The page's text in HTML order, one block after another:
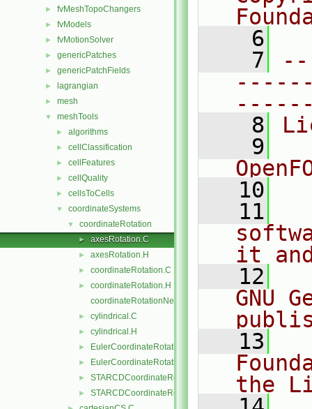
► fvMeshTopoChangers
► fvModels
► fvMotionSolver
► genericPatches
► genericPatchFields
► lagrangian
► mesh
▼ meshTools
► algorithms
► cellClassification
► cellFeatures
► cellQuality
► cellsToCells
▼ coordinateSystems
▼ coordinateRotation
► axesRotation.C
► axesRotation.H
► coordinateRotation.C
►
coordinateRotation.H
coordinateRotationNew.C
► cylindrical.C
► cylindrical.H
► EulerCoordinateRotation.C
► EulerCoordinateRotation.H
► STARCDCoordinateRotation.C
► STARCDCoordinateRotation.H
    6
    7
    8
    9
   10
   11
it
   12
GNU
   13
the